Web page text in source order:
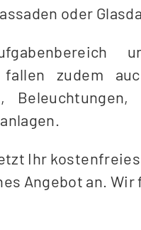
oder
fallen zudem
Ihr
Angebot an. Wir